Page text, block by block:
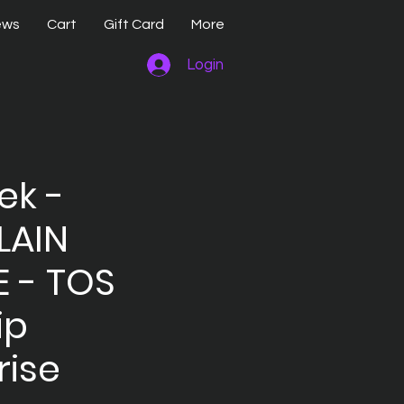
Cart Gift Card More
Login
-
- TOS